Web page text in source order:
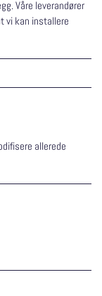
Våre leverandører
vi kan installere
allerede